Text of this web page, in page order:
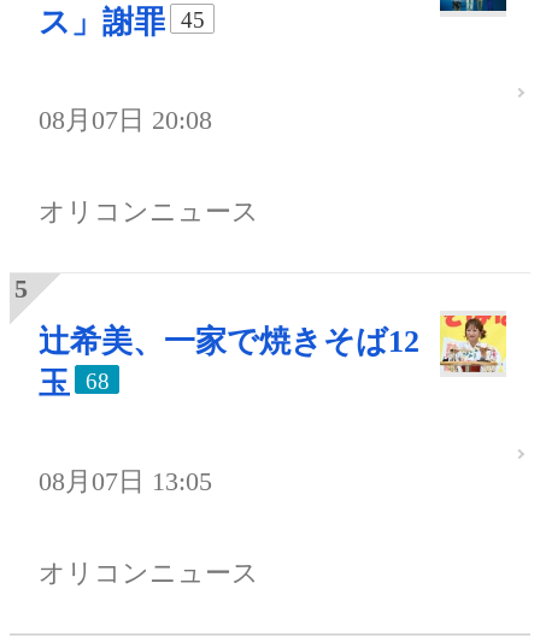
ス」謝罪
45
08月07日 20:08
オリコンニュース
辻希美、一家で焼きそば12
玉
68
08月07日 13:05
オリコンニュース